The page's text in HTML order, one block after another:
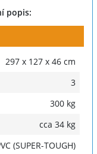
popis:
297 x 127 x 46 cm
3
300 kg
cca 34 kg
(SUPER-TOUGH)